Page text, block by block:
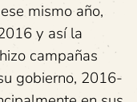
mismo año,
y así la
campañas
gobierno, 2016-